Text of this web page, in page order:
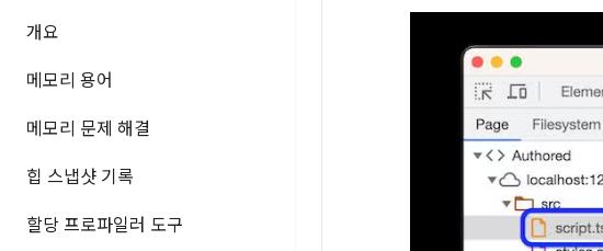
개요
메모리 용어
메모리 문제 해결
힙 스냅샷 기록
할당 프로파일러 도구